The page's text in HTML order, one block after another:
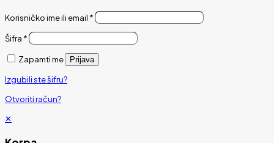
Korisničko ime ili email *
Šifra *
Zapamti me Prijava
Izgubili ste šifru?
Otvoriti račun?
✕